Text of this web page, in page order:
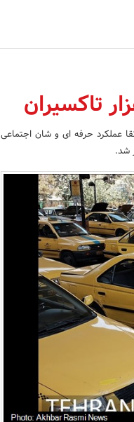
عملکرد حرفه ای و شان اجتماعی
شد.